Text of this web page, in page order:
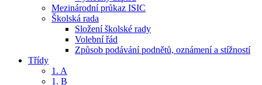
Mezinárodní průkaz ISIC
Školská rada
Složení školské rady
Volební řád
Způsob podávání podnětů, oznámení a stížností
Třídy
1. A
1. B